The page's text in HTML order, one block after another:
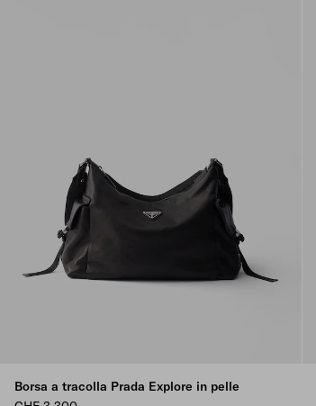
Borsa a tracolla Prada Explore in pelle